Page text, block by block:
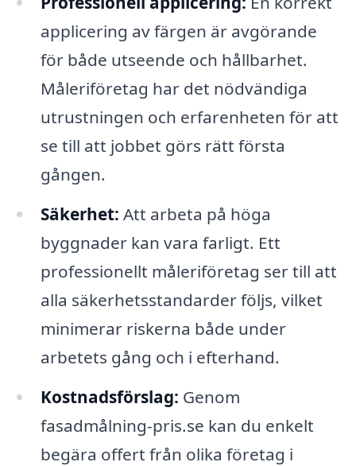
applicering av färgen är avgörande
för både utseende och hållbarhet.
Måleriföretag har det nödvändiga
utrustningen och erfarenheten för att
se till att jobbet görs rätt första
gången.
Säkerhet: Att arbeta på höga
byggnader kan vara farligt. Ett
professionellt måleriföretag ser till att
alla säkerhetsstandarder följs, vilket
minimerar riskerna både under
arbetets gång och i efterhand.
Kostnadsförslag: Genom
fasadmålning-pris.se kan du enkelt
begära offert från olika företag i